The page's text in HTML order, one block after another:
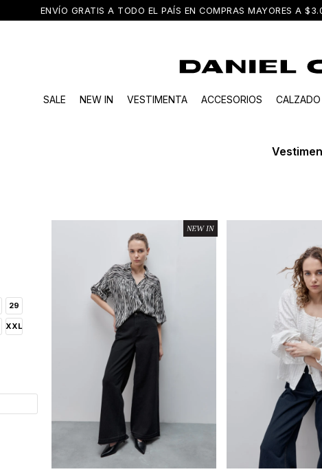
ENVÍO GRATIS A TODO EL PAÍS EN COMPRAS MAYORES A
SALE NEW IN VESTIMENTA ACCESORIOS CALZADO
Seleccionar talle
29
XXL